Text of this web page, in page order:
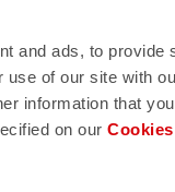
and ads, to
of our site with
information that
on our